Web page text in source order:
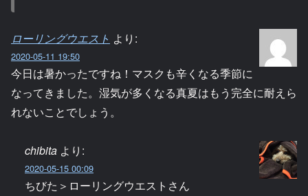
ローリングウエスト より:
2020-05-11 19:50
今日は暑かったですね！マスクも辛くなる季節に
なってきました。湿気が多くなる真夏はもう完全に耐えら
れないことでしょう。
chibita より:
2020-05-15 00:09
ちびた＞ローリングウエストさん